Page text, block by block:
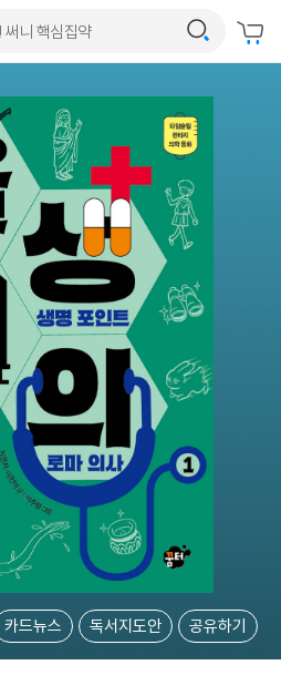
카드뉴스 독서지도안 공유하기